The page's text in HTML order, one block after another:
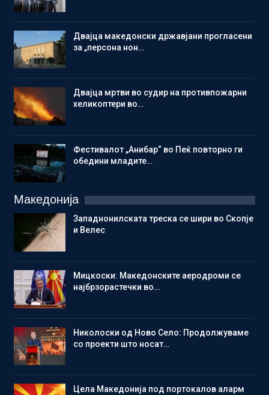
Двајца македонски државјани прогласени
за „персона нон…
Двајца мртви во судир на противпожарни
хеликоптери во…
Фестивалот „Анибар“ во Пеќ повторно ги
обедини младите…
Македонија
Западнонилската треска се шири во Скопје
и Велес
Мицкоски: Македонските аеродроми се
најбрзорастечки во…
Николоски од Ново Село: Продолжуваме
со проекти што носат…
Цела Македонија под портокалов аларм